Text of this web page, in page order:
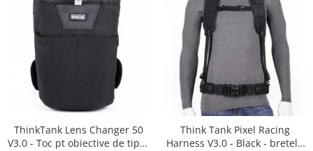
ThinkTank Lens Changer 50
V3.0 - Toc pt obiective de tipul
Think Tank Pixel Racing
Harness V3.0 - Black - bretele